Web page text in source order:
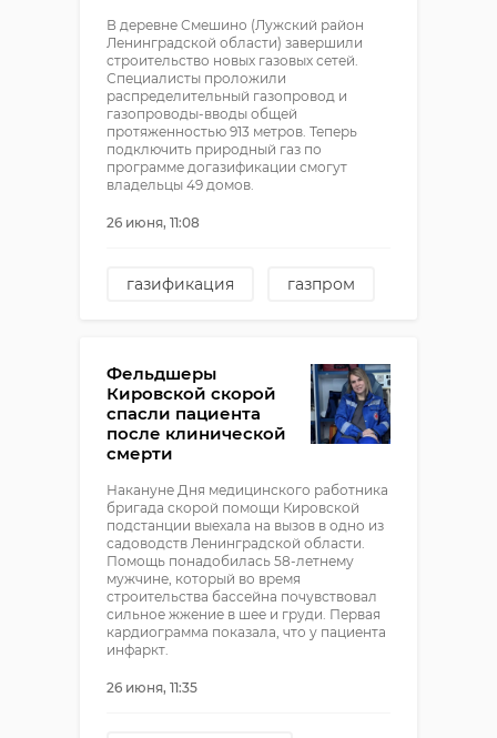
В деревне Смешино (Лужский район
Ленинградской области) завершили
строительство новых газовых сетей.
Специалисты проложили
распределительный газопровод и
газопроводы-вводы общей
протяженностью 913 метров. Теперь
подключить природный газ по
программе догазификации смогут
владельцы 49 домов.
26 июня, 11:08
газификация
газпром
Фельдшеры
Кировской скорой
спасли пациента
после клинической
смерти
Накануне Дня медицинского работника
бригада скорой помощи Кировской
подстанции выехала на вызов в одно из
садоводств Ленинградской области.
Помощь понадобилась 58-летнему
мужчине, который во время
строительства бассейна почувствовал
сильное жжение в шее и груди. Первая
кардиограмма показала, что у пациента
инфаркт.
26 июня, 11:35